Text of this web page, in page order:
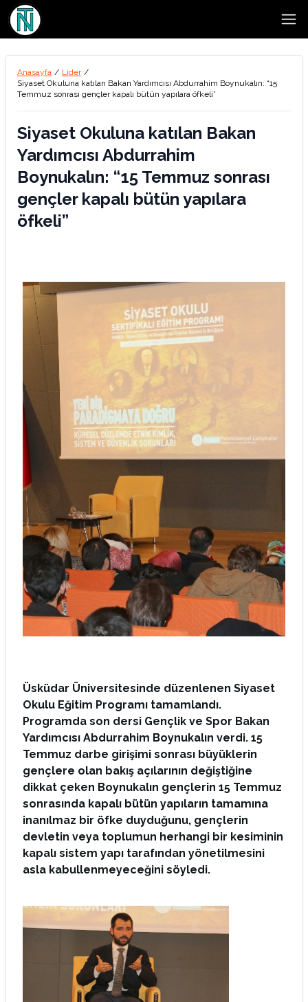
Anasayfa / Lider /
Siyaset Okuluna katılan Bakan Yardımcısı Abdurrahim Boynukalın: “15
Temmuz sonrası gençler kapalı bütün yapılara öfkeli”
Siyaset Okuluna katılan Bakan
Yardımcısı Abdurrahim
Boynukalın: “15 Temmuz sonrası
gençler kapalı bütün yapılara
öfkeli”
Üsküdar Üniversitesinde düzenlenen Siyaset
Okulu Eğitim Programı tamamlandı.
Programda son dersi Gençlik ve Spor Bakan
Yardımcısı Abdurrahim Boynukalın verdi. 15
Temmuz darbe girişimi sonrası büyüklerin
gençlere olan bakış açılarının değiştiğine
dikkat çeken Boynukalın gençlerin 15 Temmuz
sonrasında kapalı bütün yapıların tamamına
inanılmaz bir öfke duyduğunu, gençlerin
devletin veya toplumun herhangi bir kesiminin
kapalı sistem yapı tarafından yönetilmesini
asla kabullenmeyeceğini söyledi.